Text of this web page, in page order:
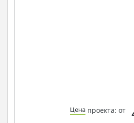
Цена проекта: от